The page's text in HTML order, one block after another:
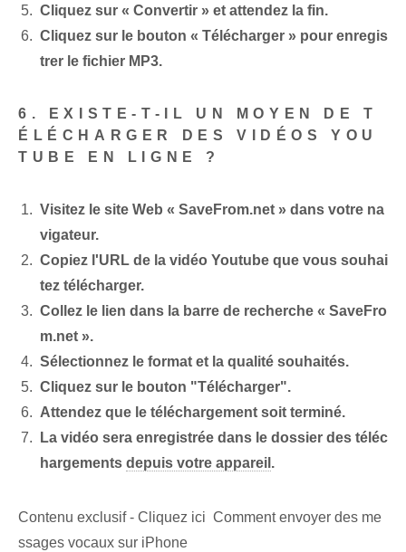
Cliquez sur « Convertir » et attendez la fin.
Cliquez sur le bouton « Télécharger » pour enregis
trer le fichier MP3.
6. EXISTE-T-IL UN MOYEN DE T
ÉLÉCHARGER DES VIDÉOS YOU
TUBE EN LIGNE ?
Visitez le site Web « SaveFrom.net » dans votre na
vigateur.
Copiez l'URL de la vidéo Youtube que vous souhai
tez télécharger.
Collez le lien dans la barre de recherche « SaveFro
m.net ».
Sélectionnez le format et la qualité souhaités.
Cliquez sur le bouton "Télécharger".
Attendez que le téléchargement soit terminé.
La vidéo sera enregistrée dans le dossier des téléc
hargements depuis votre appareil .
Contenu exclusif - Cliquez ici Comment envoyer des me
ssages vocaux sur iPhone